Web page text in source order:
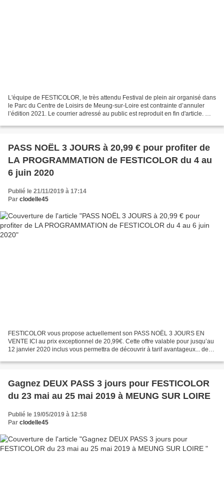
L'équipe de FESTICOLOR, le très attendu Festival de plein air organisé dans
le Parc du Centre de Loisirs de Meung-sur-Loire est contrainte d’annuler
l’édition 2021. Le courrier adressé au public est reproduit en fin d'article. ★ ..
PASS NOËL 3 JOURS à 20,99 € pour profiter de
LA PROGRAMMATION de FESTICOLOR du 4 au
6 juin 2020
Publié le 21/11/2019 à 17:14
Par clodelle45
FESTICOLOR vous propose actuellement son PASS NOËL 3 JOURS EN
VENTE ICI au prix exceptionnel de 20,99€. Cette offre valable pour jusqu’au
12 janvier 2020 inclus vous permettra de découvrir à tarif avantageux... de
Gagnez DEUX PASS 3 jours pour FESTICOLOR
du 23 mai au 25 mai 2019 à MEUNG SUR LOIRE
Publié le 19/05/2019 à 12:58
Par clodelle45